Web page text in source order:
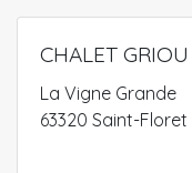
CHALET GRIOU
La Vigne Grande
63320 Saint-Floret